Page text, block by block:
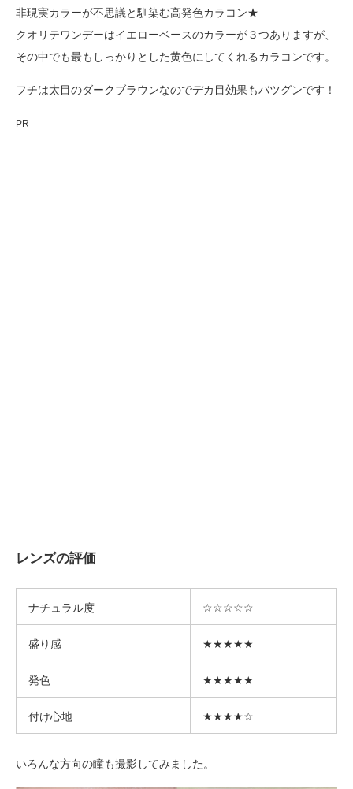
非現実カラーが不思議と馴染む高発色カラコン★
クオリテワンデーはイエローベースのカラーが３つありますが、
その中でも最もしっかりとした黄色にしてくれるカラコンです。
フチは太目のダークブラウンなのでデカ目効果もバツグンです！
PR
レンズの評価
ナチュラル度 ☆☆☆☆☆
盛り感 ★★★★★
発色 ★★★★★
付け心地 ★★★★☆
いろんな方向の瞳も撮影してみました。